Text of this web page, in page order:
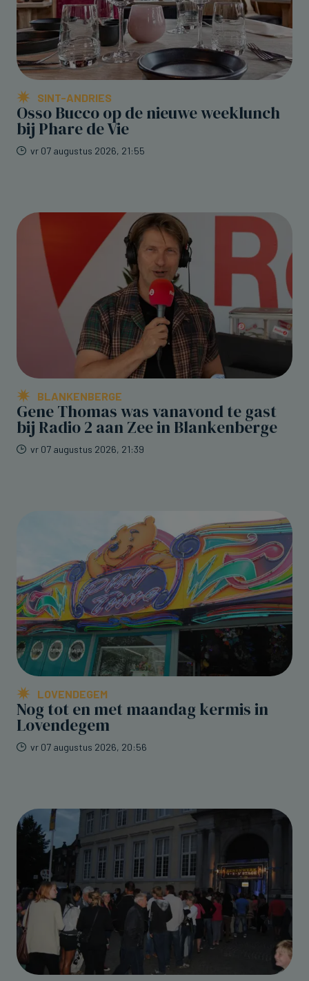
SINT-ANDRIES
Osso Bucco op de nieuwe weeklunch
bij Phare de Vie
vr 07 augustus 2026, 21:55
BLANKENBERGE
Gene Thomas was vanavond te gast
bij Radio 2 aan Zee in Blankenberge
vr 07 augustus 2026, 21:39
LOVENDEGEM
Nog tot en met maandag kermis in
Lovendegem
vr 07 augustus 2026, 20:56